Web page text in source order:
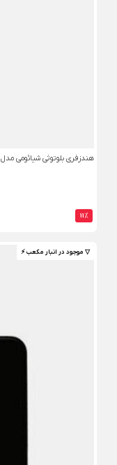
هندزفری بلوتوثی شیائومی مدل Redmi Buds 6 Pro
11%
▽ موجود در انبار مکعب ⚡️